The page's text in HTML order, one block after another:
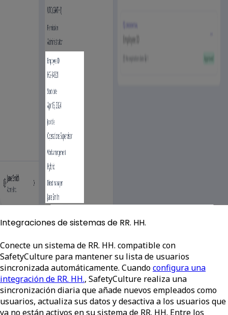
Integraciones de sistemas de RR. HH.
Conecte un sistema de RR. HH. compatible con
SafetyCulture para mantener su lista de usuarios
sincronizada automáticamente. Cuandoconfigura una
integración de RR. HH., SafetyCulture realiza una
sincronización diaria que añade nuevos empleados como
usuarios, actualiza sus datos y desactiva a los usuarios que
ya no están activos en su sistema de RR. HH. Entre los